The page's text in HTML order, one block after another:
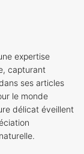
expertise
capturant
ses articles
le monde
délicat éveillent